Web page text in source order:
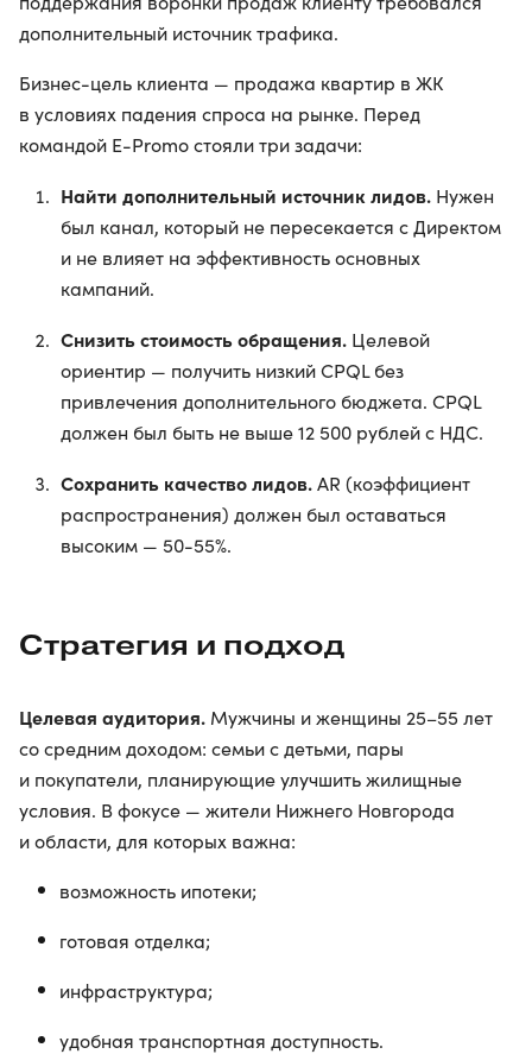
дополнительный источник трафика.
Бизнес-цель клиента — продажа квартир в ЖК
в условиях падения спроса на рынке. Перед
командой E-Promo стояли три задачи:
Найти дополнительный источник лидов. Нужен
был канал, который не пересекается с Директом
и не влияет на эффективность основных
кампаний.
Снизить стоимость обращения. Целевой
ориентир — получить низкий CPQL без
привлечения дополнительного бюджета. CPQL
должен был быть не выше 12 500 рублей с НДС.
Сохранить качество лидов.AR (коэффициент
распространения) должен был оставаться
высоким — 50-55%.
Стратегия и подход
Целевая аудитория. Мужчины и женщины 25–55 лет
со средним доходом: семьи с детьми, пары
и покупатели, планирующие улучшить жилищные
условия. В фокусе — жители Нижнего Новгорода
и области, для которых важна:
возможность ипотеки;
готовая отделка;
инфраструктура;
удобная транспортная доступность.